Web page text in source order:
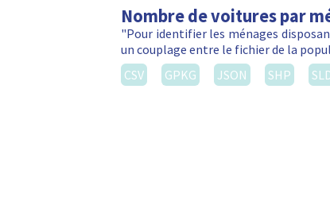
Nombre de voitures par
"Pour identifier les ménages
un couplage entre le fichier de la
CSV
GPKG JSON SHP